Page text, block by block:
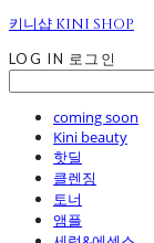
키니샵 KINI SHOP
LOG IN 로그인
coming soon
Kini beauty
핫딜
클렌징
토너
앰플